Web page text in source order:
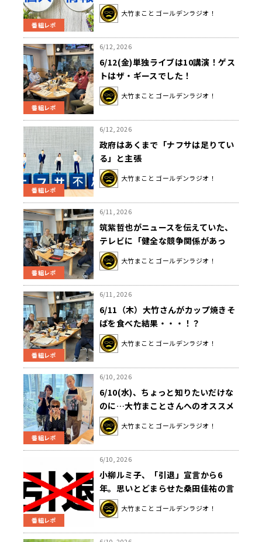
番組レポ
タが本人の了解なしにさらされてい
く」
大竹まこと ゴールデンラジオ！
番組レポ
6/12, 2026
6/12(金)単独ライブは10講演！ゲス
トはザ・ギースでした！
大竹まこと ゴールデンラジオ！
番組レポ
6/12, 2026
政府はあくまで「ナフサは足りてい
る」と主張
大竹まこと ゴールデンラジオ！
番組レポ
6/11, 2026
筑紫哲也がニュースを伝えていた、
テレビに「健全な競争関係があっ
た」時代
大竹まこと ゴールデンラジオ！
番組レポ
6/11, 2026
6/11（木）大竹さんがカップ焼きそ
ばを食べた結果・・・！？
大竹まこと ゴールデンラジオ！
番組レポ
6/10, 2026
6/10(水)、ちょっと知りたいだけな
のに…大竹まことさんへのオススメ
動画がパタヤビーチだらけ！？そし
て今日はいとうあさこさんお誕生
大竹まこと ゴールデンラジオ！
番組レポ
6/10, 2026
小柳ルミ子、「引退」宣言から6
年。思いとどまらせた桑田佳祐の言
葉を大竹まことに伝える
大竹まこと ゴールデンラジオ！